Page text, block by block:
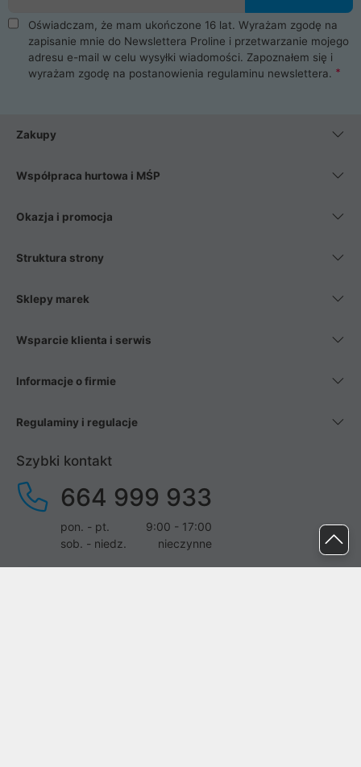
Oświadczam, że mam ukończone 16 lat. Wyrażam zgodę na
zapisanie mnie do Newslettera Proline i przetwarzanie mojego
adresu e-mail w celu wysyłki wiadomości. Zapoznałem się i
wyrażam zgodę na postanowienia regulaminu newslettera.
Zakupy
Współpraca hurtowa i MŚP
Okazja i promocja
Struktura strony
Sklepy marek
Wsparcie klienta i serwis
Informacje o firmie
Regulaminy i regulacje
Szybki kontakt
664 999 933
pon. - pt.
9:00 - 17:00
sob. - niedz.
nieczynne